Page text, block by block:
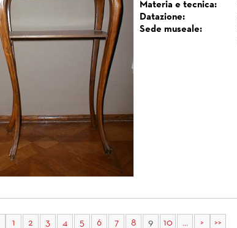
Materia e tecnica:
Datazione:
Sede museale:
1 2 3 4 5 6 7 8 9 10 ... > >>